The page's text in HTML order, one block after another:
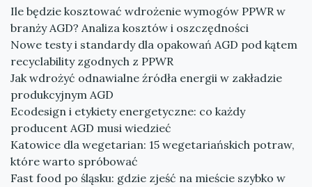
Ile będzie kosztować wdrożenie wymogów PPWR w
branży AGD? Analiza kosztów i oszczędności
Nowe testy i standardy dla opakowań AGD pod kątem
recyclability zgodnych z PPWR
Jak wdrożyć odnawialne źródła energii w zakładzie
produkcyjnym AGD
Ecodesign i etykiety energetyczne: co każdy
producent AGD musi wiedzieć
Katowice dla wegetarian: 15 wegetariańskich potraw,
które warto spróbować
Fast food po śląsku: gdzie zjeść na mieście szybko w